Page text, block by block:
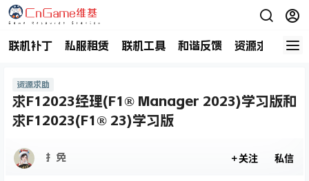
联机补丁 私服租赁 联机工具 和谐反馈 资源求助 商
资源求助
求F12023经理(F1® Manager 2023)学习版和
求F12023(F1® 23)学习版
扌免 关注 私信